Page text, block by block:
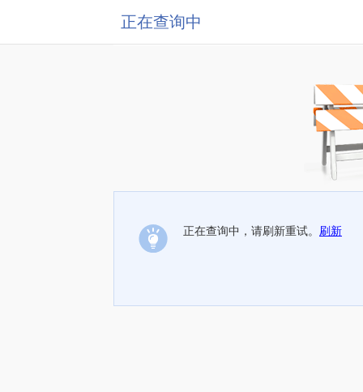
正在查询中
正在查询中，请刷新重试。 刷新